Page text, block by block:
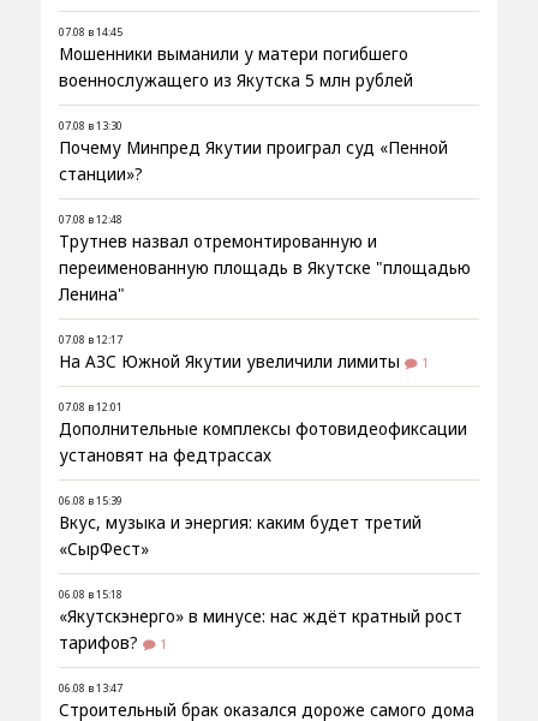
07.08 в 14:45
Мошенники выманили у матери погибшего
военнослужащего из Якутска 5 млн рублей
07.08 в 13:30
Почему Минпред Якутии проиграл суд «Пенной
станции»?
07.08 в 12:48
Трутнев назвал отремонтированную и
переименованную площадь в Якутске "площадью
Ленина"
07.08 в 12:17
На АЗС Южной Якутии увеличили лимиты 1
07.08 в 12:01
Дополнительные комплексы фотовидеофиксации
установят на федтрассах
06.08 в 15:39
Вкус, музыка и энергия: каким будет третий
«СырФест»
06.08 в 15:18
«Якутскэнерго» в минусе: нас ждёт кратный рост
тарифов?
1
06.08 в 13:47
Строительный брак оказался дороже самого дома